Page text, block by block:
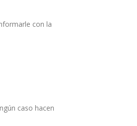
con la
caso hacen